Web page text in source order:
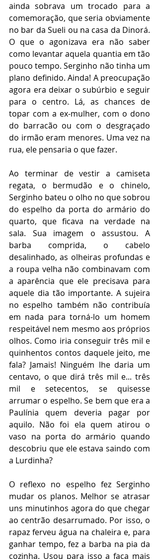
ainda sobrava um trocado para a
comemoração, que seria obviamente
no bar da Sueli ou na casa da Dinorá.
O que o agonizava era não saber
como levantar aquela quantia em tão
pouco tempo. Serginho não tinha um
plano definido. Ainda! A preocupação
agora era deixar o subúrbio e seguir
para o centro. Lá, as chances de
topar com a ex-mulher, com o dono
do barracão ou com o desgraçado
do irmão eram menores. Uma vez na
rua, ele pensaria o que fazer.
Ao terminar de vestir a camiseta
regata, o bermudão e o chinelo,
Serginho bateu o olho no que sobrou
do espelho da porta do armário do
quarto, que ficava na verdade na
sala. Sua imagem o assustou. A
barba comprida, o cabelo
desalinhado, as olheiras profundas e
a roupa velha não combinavam com
a aparência que ele precisava para
aquele dia tão importante. A sujeira
no espelho também não contribuía
em nada para torná-lo um homem
respeitável nem mesmo aos próprios
olhos. Como iria conseguir três mil e
quinhentos contos daquele jeito, me
fala? Jamais! Ninguém lhe daria um
centavo, o que dirá três mil e... três
mil e setecentos, se quisesse
arrumar o espelho. Se bem que era a
Paulínia quem deveria pagar por
aquilo. Não foi ela quem atirou o
vaso na porta do armário quando
descobriu que ele estava saindo com
a Lurdinha?
O reflexo no espelho fez Serginho
mudar os planos. Melhor se atrasar
uns minutinhos agora do que chegar
ao centrão desarrumado. Por isso, o
rapaz ferveu água na chaleira e, para
ganhar tempo, fez a barba na pia da
cozinha. Usou para isso a faca mais